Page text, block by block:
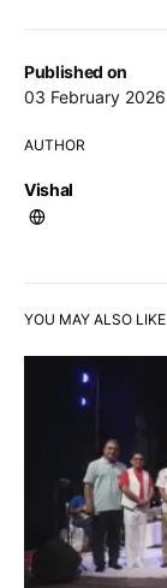
Published on
03 February 2026
AUTHOR
Vishal
YOU MAY ALSO LIKE